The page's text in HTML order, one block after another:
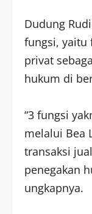
Dudung
fungsi, yaitu
privat
hukum di
“3 fungsi
melalui Bea
transaksi
penegakan
ungkapnya.